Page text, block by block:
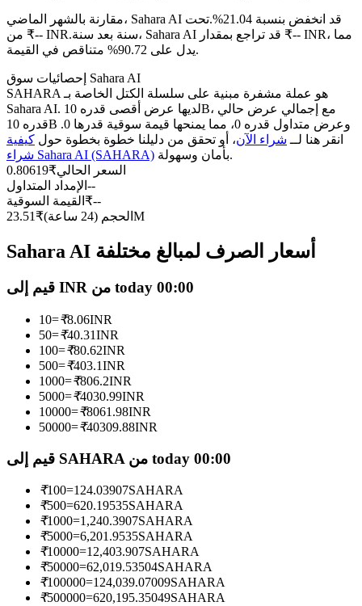
العقود الآجلة USDC
العقود الآجلة باستخدام USDC كضمان
نسخ التداول
انضم إلى أفضل المتداولين
كن متداول نسخ
استمتع بتقاسم الأرباح وعمولات نسخ التداول
معلومة
مقارنة بالشهر الماضي، Sahara AI قد انخفض بنسبة 21.04%.تحت
من ₹-- INR.سنة بعد سنة، Sahara AI قد تراجع بمقدار ₹-- INR، مما
يدل على 90.72% متناقص في القيمة.
إحصائيات سوق Sahara AI
SAHARA هو عملة مشفرة مبنية على سلسلة الكتل الخاصة بـ
Sahara AI. لديها عرض أقصى قدره 10B، مع إجمالي عرض حالي
قدره 10B وعرض متداول قدره 0، مما يمنحها قيمة سوقية قدرها 0.
انقر هنا لــ شراء الآن، أو تحقق من دليلنا خطوة بخطوة حول كيفية
شراء Sahara AI (SAHARA)
بأمان وسهولة.
السعر الحالي₹
0.80619
الإمداد المتداول --
القيمة السوقية ₹--
الحجم (24 ساعة)
₹ 23.51M
Sahara AI أسعار الصرف لمبالغ مختلفة
قيم إلى INR من today 00:00
10=₹8.06INR
50=₹40.31INR
100=₹80.62INR
500=₹403.1INR
1000=₹806.2INR
5000=₹4030.99INR
10000=₹8061.98INR
50000=₹40309.88INR
قيم إلى SAHARA من today 00:00
₹100=124.03907SAHARA
₹500=620.19535SAHARA
₹1000=1,240.3907SAHARA
₹5000=6,201.9535SAHARA
₹10000=12,403.907SAHARA
₹50000=62,019.53504SAHARA
₹100000=124,039.07009SAHARA
₹500000=620,195.35049SAHARA